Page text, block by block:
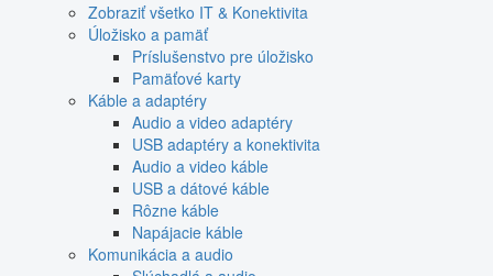
Zobraziť všetko IT & Konektivita
Úložisko a pamäť
Príslušenstvo pre úložisko
Pamäťové karty
Káble a adaptéry
Audio a video adaptéry
USB adaptéry a konektivita
Audio a video káble
USB a dátové káble
Rôzne káble
Napájacie káble
Komunikácia a audio